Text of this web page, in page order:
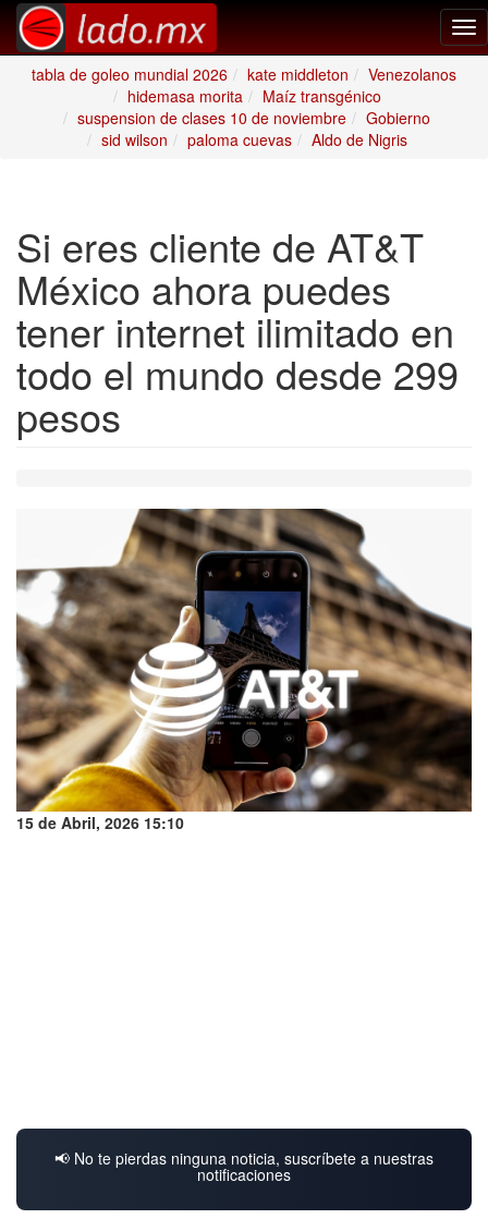
tabla de goleo mundial 2026
kate middleton
Venezolanos
hidemasa morita
Maíz transgénico
suspension de clases 10 de noviembre
Gobierno
sid wilson
paloma cuevas Aldo de Nigris
Si eres cliente de AT&T
México ahora puedes
tener internet ilimitado en
todo el mundo desde 299
pesos
15 de Abril, 2026 15:10
📢 No te pierdas ninguna noticia, suscríbete a nuestras
notificaciones